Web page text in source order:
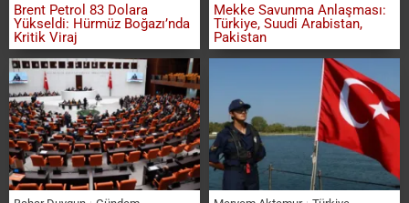
Brent Petrol 83 Dolara
Yükseldi: Hürmüz Boğazı’nda
Kritik Viraj
Mekke Savunma Anlaşması:
Türkiye, Suudi Arabistan,
Pakistan